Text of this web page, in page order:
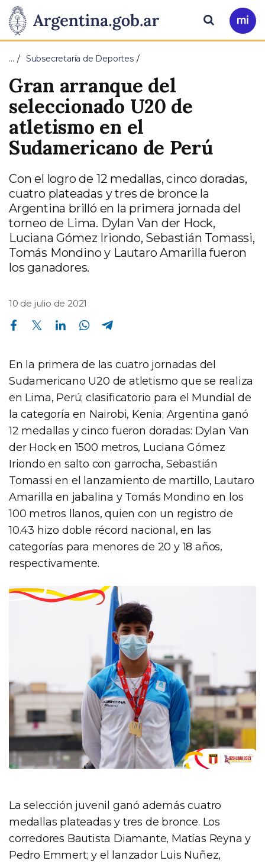
Presidencia
de
la
Nación
Pasar al contenido principal
Ir
a
Buscar
… Subsecretaría de Deportes
Gran arranque del
seleccionado U20 de
atletismo en el
Sudamericano de Perú
Con el logro de 12 medallas, cinco doradas,
cuatro plateadas y tres de bronce la
Argentina brilló en la primera jornada del
torneo de Lima. Dylan Van der Hock,
Luciana Gómez Iriondo, Sebastián Tomassi,
Tomás Mondino y Lautaro Amarilla fueron
los ganadores.
10 de julio de 2021
Compartir en Facebook Compartir en Twitter Compartir en Linkedin Compartir en Whatsapp
En la primera de las cuatro jornadas del
Sudamericano U20 de atletismo que se realiza
en Lima, Perú; clasificatorio para el Mundial de
la categoría en Nairobi, Kenia; Argentina ganó
12 medallas y cinco fueron doradas: Dylan Van
der Hock en 1500 metros, Luciana Gómez
Iriondo en salto con garrocha, Sebastián
Tomassi en el lanzamiento de martillo, Lautaro
Amarilla en jabalina y Tomás Mondino en los
100 metros llanos, quien con un registro de
10.43 hizo doble récord nacional, en las
categorías para menores de 20 y 18 años,
respectivamente.
La selección juvenil ganó además cuatro
medallas plateadas y tres de bronce. Los
corredores Bautista Diamante, Matías Reyna y
Pedro Emmert; y el lanzador Luis Nuñez,